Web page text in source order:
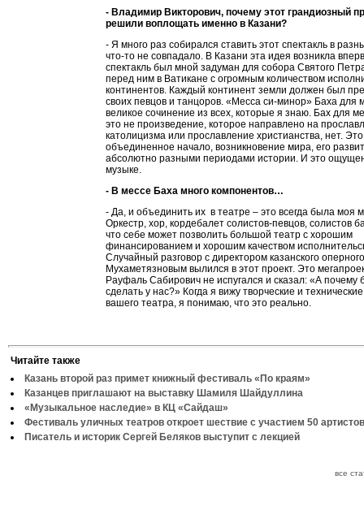
- Владимир Викторович, почему этот грандиозный
решили воплощать именно в Казани?
- Я много раз собирался ставить этот спектакль в
что-то не совпадало. В Казани эта идея возникла
спектакль был мной задуман для собора Святого
перед ним в Ватикане с огромным количеством
континентов. Каждый континент земли должен был
своих певцов и танцоров. «Месса си-минор» Баха для
великое сочинение из всех, которые я знаю. Бах для
это не произведение, которое направлено на
католицизма или прославление христианства, нет. Это
объединенное начало, возникновение мира, его
абсолютно разными периодами истории. И это
музыке.
- В мессе Баха много компонентов…
- Да, и объединить их в театре – это всегда была моя
Оркестр, хор, кордебалет солистов-певцов, солистов
что себе может позволить большой театр с хорошим
финансированием и хорошим качеством
Случайный разговор с директором казанского
Мухаметязновым вылился в этот проект. Это
Рауфаль Сабирович не испугался и сказал: «А почему
сделать у нас?» Когда я вижу творческие и
вашего театра, я понимаю, что это реально.
Читайте также
Казань второй раз примет книжный фестиваль «По краям»
Казанцев приглашают на выставку Шамиля Шайдуллина
«Музыкальное наследие» в КЦ «Сайдаш»
Фестиваль уличных театров откроет шествие с участием 50 артистов
Писатель и историк Сергей Беляков выступит с лекцией
все